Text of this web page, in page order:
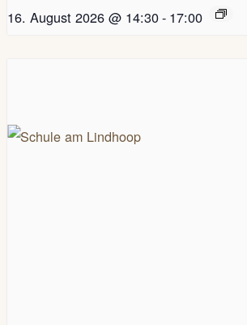
16. August 2026 @ 14:30- 17:00